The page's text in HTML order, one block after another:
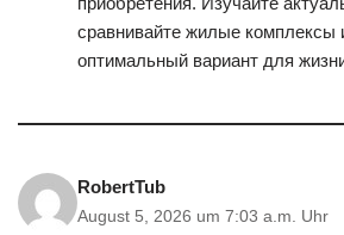
сравнивайте жилые комплексы
оптимальный вариант для
RobertTub
August 5, 2026 um 7:03 a.m. Uhr